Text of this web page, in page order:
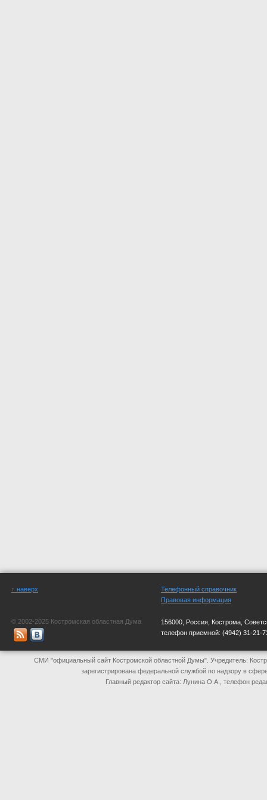
↑ наверх
© 2002-2025 Костромская областная Дума
Телефонный справочник
Правовая информация
156000, Россия, Кострома,
телефон приемной: (4942) 31-21-
СМИ "официальный сайт Костромской областной Думы". Учредитель:
зарегистрирована федеральной службой по надзору в
Главный редактор сайта: Лунина О.А., телефон